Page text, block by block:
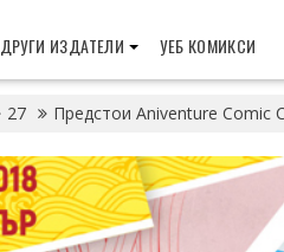
ДРУГИ ИЗДАТЕЛИ УЕБ КОМИКСИ
27 Предстои Aniventure Comic